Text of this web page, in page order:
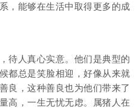
，能够在生活中取得更多的成
待人真心实意。他们是典型的
都总是笑脸相迎，好像从来就
良，这种善良也为他们带来了
高，一生无忧无虑。属猪人在